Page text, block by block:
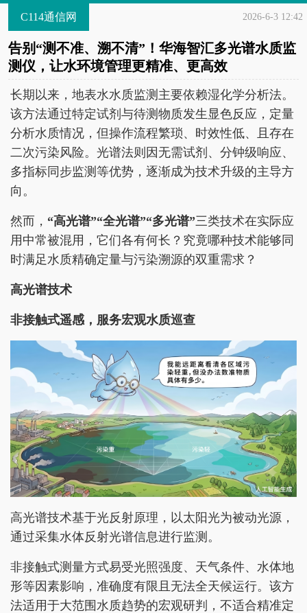
C114通信网 2026-6-3 12:42
告别“测不准、溯不清”！华海智汇多光谱水质监
测仪，让水环境管理更精准、更高效
长期以来，地表水水质监测主要依赖湿化学分析法。
该方法通过特定试剂与待测物质发生显色反应，定量
分析水质情况，但操作流程繁琐、时效性低、且存在
二次污染风险。光谱法则因无需试剂、分钟级响应、
多指标同步监测等优势，逐渐成为技术升级的主导方
向。
然而， “高光谱”“全光谱”“多光谱”三类技术在实际应
用中常被混用，它们各有何长？究竟哪种技术能够同
时满足水质精确定量与污染溯源的双重需求？
高光谱技术
非接触式遥感，服务宏观水质巡查
高光谱技术基于光反射原理，以太阳光为被动光源，
通过采集水体反射光谱信息进行监测。
非接触式测量方式易受光照强度、天气条件、水体地
形等因素影响，准确度有限且无法全天候运行。该方
法适用于大范围水质趋势的宏观研判，不适合精准定